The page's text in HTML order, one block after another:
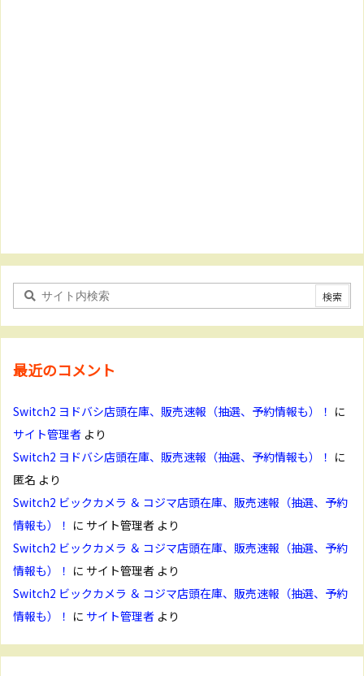
最近のコメント
Switch2 ヨドバシ店頭在庫、販売速報（抽選、予約情報も）！ に
サイト管理者 より
Switch2 ヨドバシ店頭在庫、販売速報（抽選、予約情報も）！ に
匿名 より
Switch2 ビックカメラ ＆ コジマ店頭在庫、販売速報（抽選、予約
情報も）！ に サイト管理者 より
Switch2 ビックカメラ ＆ コジマ店頭在庫、販売速報（抽選、予約
情報も）！ に サイト管理者 より
Switch2 ビックカメラ ＆ コジマ店頭在庫、販売速報（抽選、予約
情報も）！ に サイト管理者 より